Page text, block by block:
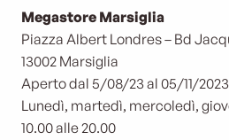
Megastore Marsiglia
Piazza Albert Londres – Bd
13002 Marsiglia
Aperto dal 5/08/23 al 05/11/2023
Lunedì, martedì, mercoledì,
10.00 alle 20.00